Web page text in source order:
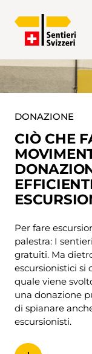
DONAZIONE
DONAZIONE
CIÒ CHE
Per fare
palestra: I
gratuiti. Ma
escursionistici si
quale viene
una donazione
di spianare
escursionisti.